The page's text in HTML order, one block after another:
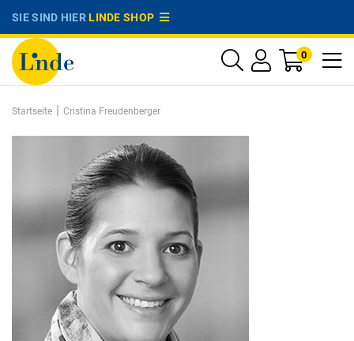
SIE SIND HIERLINDE SHOP
0
Startseite | Cristina Freudenberger